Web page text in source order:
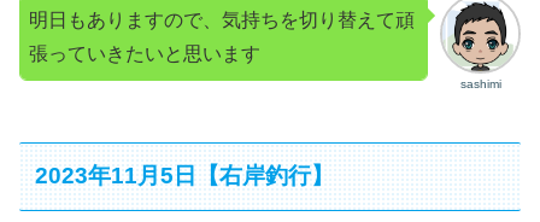
sashimi
明日もありますので、気持ちを切り替えて頑
張っていきたいと思います
2023年11月5日【右岸釣行】